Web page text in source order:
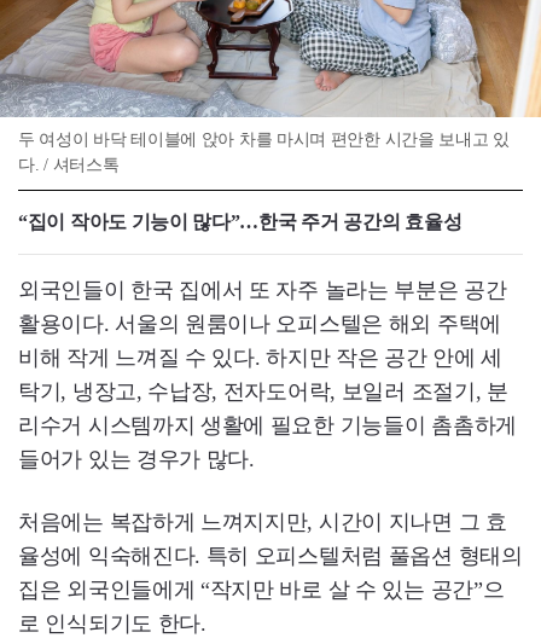
두 여성이 바닥 테이블에 앉아 차를 마시며 편안한 시간을 보내고 있
다. / 셔터스톡
“집이 작아도 기능이 많다”…한국 주거 공간의 효율성
외국인들이 한국 집에서 또 자주 놀라는 부분은 공간
활용이다. 서울의 원룸이나 오피스텔은 해외 주택에
비해 작게 느껴질 수 있다. 하지만 작은 공간 안에 세
탁기, 냉장고, 수납장, 전자도어락, 보일러 조절기, 분
리수거 시스템까지 생활에 필요한 기능들이 촘촘하게
들어가 있는 경우가 많다.
처음에는 복잡하게 느껴지지만, 시간이 지나면 그 효
율성에 익숙해진다. 특히 오피스텔처럼 풀옵션 형태의
집은 외국인들에게 “작지만 바로 살 수 있는 공간”으
로 인식되기도 한다.